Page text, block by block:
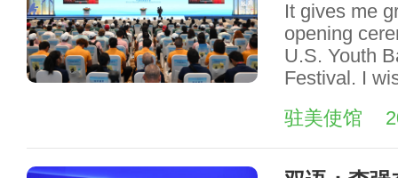
It gives me
opening
U.S. Youth
Festival. I
驻美使馆